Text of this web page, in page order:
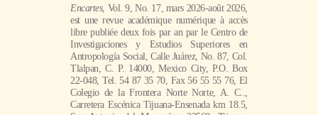
Encartes, Vol. 9, No. 17, mars 2026-août 2026,
est une revue académique numérique à accès
libre publiée deux fois par an par le Centro de
Investigaciones y Estudios Superiores en
Antropología Social, Calle Juárez, No. 87, Col.
Tlalpan, C. P. 14000, Mexico City, P.O. Box
22-048, Tel. 54 87 35 70, Fax 56 55 55 76, El
Colegio de la Frontera Norte Norte, A. C..,
Carretera Escénica Tijuana-Ensenada km 18.5,